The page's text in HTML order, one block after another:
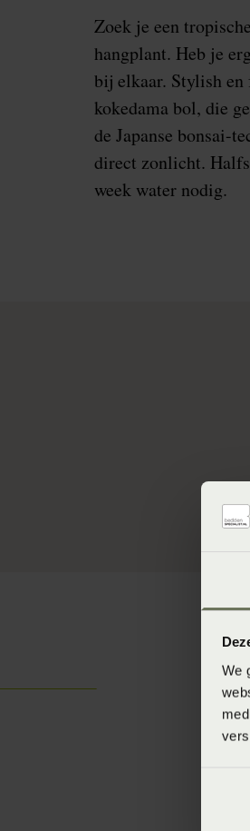
We
Zoek je een
hangplant. Heb je
bij elkaar. Stylish
kokedama bol, die
de Japanse bonsai-
direct zonlicht.
week water nodig.